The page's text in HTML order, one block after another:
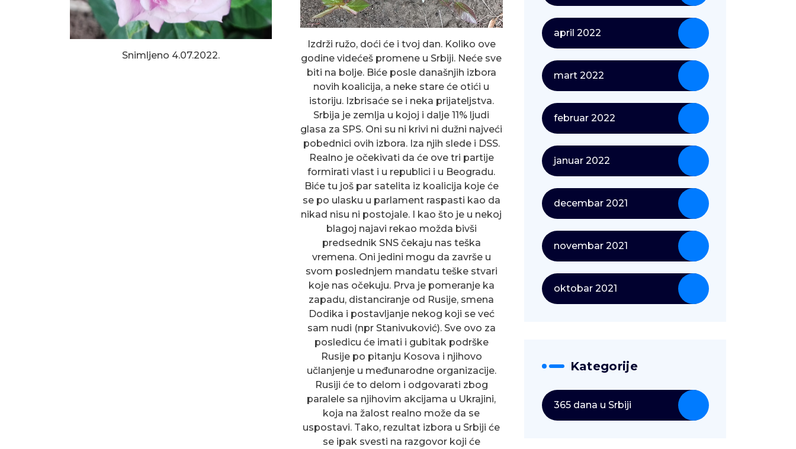
Snimljeno 4.07.2022.
Izdrži ružo, doći će i tvoj dan. Koliko ove
godine videćeš promene u Srbiji. Neće sve
biti na bolje. Biće posle današnjih izbora
novih koalicija, a neke stare će otići u
istoriju. Izbrisaće se i neka prijateljstva.
Srbija je zemlja u kojoj i dalje 11% ljudi
glasa za SPS. Oni su ni krivi ni dužni najveći
pobednici ovih izbora. Iza njih slede i DSS.
Realno je očekivati da će ove tri partije
formirati vlast i u republici i u Beogradu.
Biće tu još par satelita iz koalicija koje će
se po ulasku u parlament raspasti kao da
nikad nisu ni postojale. I kao što je u nekoj
blagoj najavi rekao možda bivši
predsednik SNS čekaju nas teška
vremena. Oni jedini mogu da završe u
svom poslednjem mandatu teške stvari
koje nas očekuju. Prva je pomeranje ka
zapadu, distanciranje od Rusije, smena
Dodika i postavljanje nekog koji se već
sam nudi (npr Stanivuković). Sve ovo za
posledicu će imati i gubitak podrške
Rusije po pitanju Kosova i njihovo
učlanjenje u međunarodne organizacije.
Rusiji će to delom i odgovarati zbog
paralele sa njihovim akcijama u Ukrajini,
koja na žalost realno može da se
uspostavi. Tako, rezultat izbora u Srbiji će
se ipak svesti na razgovor koji će
april 2022
mart 2022
februar 2022
januar 2022
decembar 2021
novembar 2021
oktobar 2021
Kategorije
365 dana u Srbiji